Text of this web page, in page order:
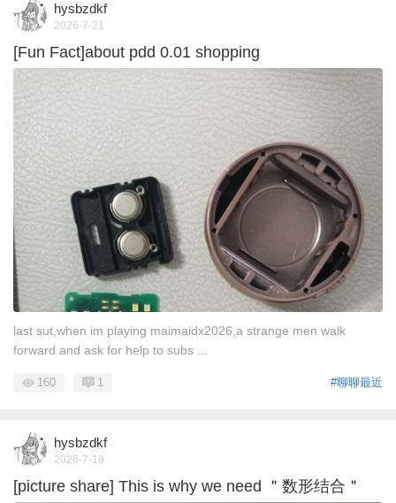
hysbzdkf
2026-7-21
[Fun Fact]about pdd 0.01 shopping
last sut,when im playing maimaidx2026,a strange men walk
forward and ask for help to subs ...
#聊聊最近
160 1
hysbzdkf
2026-7-19
[picture share] This is why we need ＂数形结合＂